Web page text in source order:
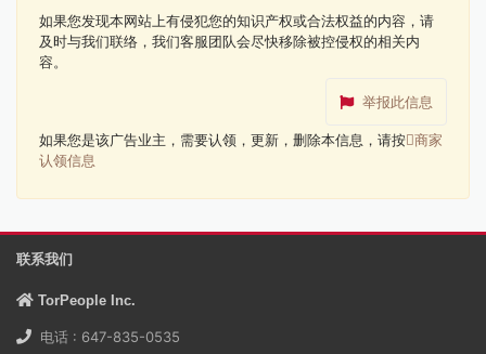
如果您发现本网站上有侵犯您的知识产权或合法权益的内容，请
及时与我们联络，我们客服团队会尽快移除被控侵权的相关内
容。
举报此信息
如果您是该广告业主，需要认领，更新，删除本信息，请按 商家
认领信息
联系我们
TorPeople Inc.
电话 : 647-835-0535